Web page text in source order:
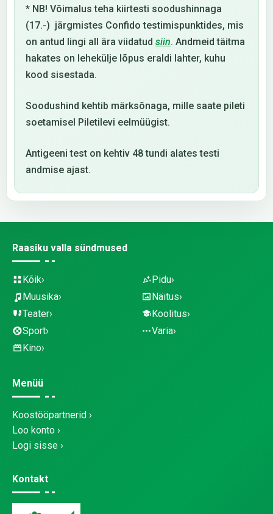
* NB! Võimalus teha kiirtesti soodushinnaga
(17.-) järgmistes Confido testimispunktides, mis
on antud lingi all ära viidatud siin. Andmeid täitma
hakates on lehekülje lõpus eraldi lahter, kuhu
kood sisestada.
Soodushind kehtib märksõnaga, mille saate pileti
soetamisel Piletilevi eelmüügist.
Antigeeni test on kehtiv 48 tundi alates testi
andmise ajast.
Raasiku valla sündmused
Kõik
Muusika
Teater
Sport
Kino
Pidu
Näitus
Koolitus
Varia
Menüü
Koostööpartnerid
Loo konto
Logi sisse
Kontakt